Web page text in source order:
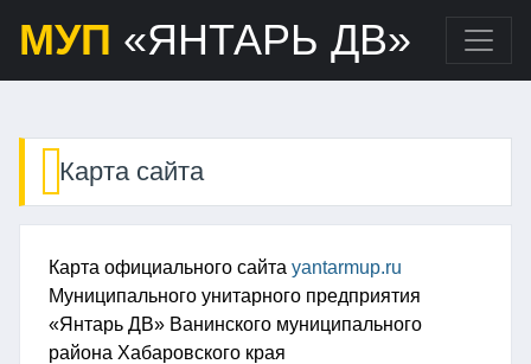
МУП «ЯНТАРЬ ДВ»
Карта сайта
Карта официального сайта yantarmup.ru
Муниципального унитарного предприятия
«Янтарь ДВ» Ванинского муниципального
района Хабаровского края